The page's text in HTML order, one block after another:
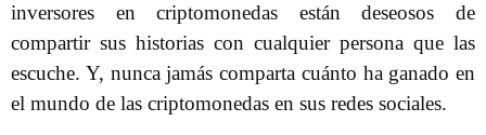
inversores en criptomonedas están deseosos de
compartir sus historias con cualquier persona que las
escuche. Y, nunca jamás comparta cuánto ha ganado en
el mundo de las criptomonedas en sus redes sociales.